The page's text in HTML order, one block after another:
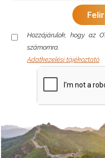
Hozzájárulok, hogy az
számomra.
Adatkezelési tájékoztató